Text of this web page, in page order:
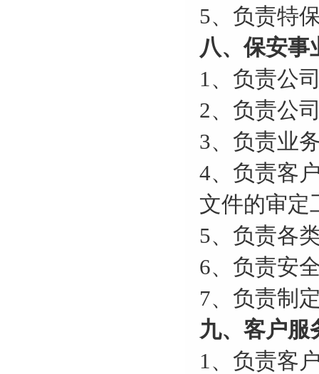
5、负责特
八、保安事
1、负责公
2、负责公
3、负责业
4、负责客
文件的审定
5、负责各
6、负责安
7、负责制
九、客户服
1、负责客